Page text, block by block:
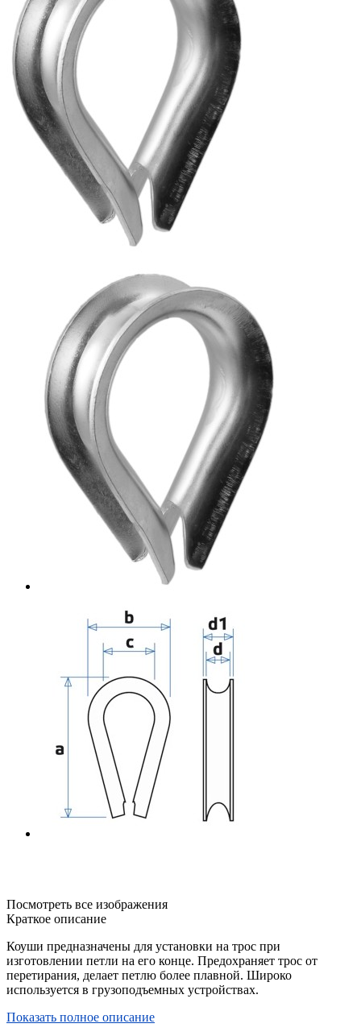
Посмотреть все изображения
Краткое описание
Коуши предназначены для установки на трос при
изготовлении петли на его конце. Предохраняет трос от
перетирания, делает петлю более плавной. Широко
используется в грузоподъемных устройствах.
Показать полное описание